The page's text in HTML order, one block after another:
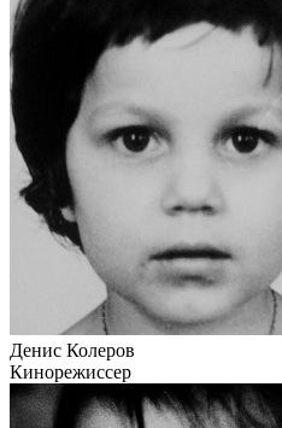
Денис Колеров
Кинорежиссер